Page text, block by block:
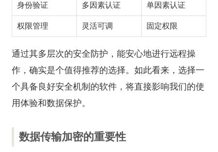
身份验证 多因素认证 单因素认证
权限管理 灵活可调 固定权限
通过其多层次的安全防护，能安心地进行远程操
作，确实是个值得推荐的选择。如此看来，选择一
个具备良好安全机制的软件，将直接影响我们的使
用体验和数据保护。
数据传输加密的重要性